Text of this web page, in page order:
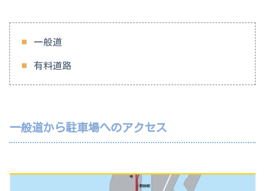
一般道
有料道路
一般道から駐車場へのアクセス